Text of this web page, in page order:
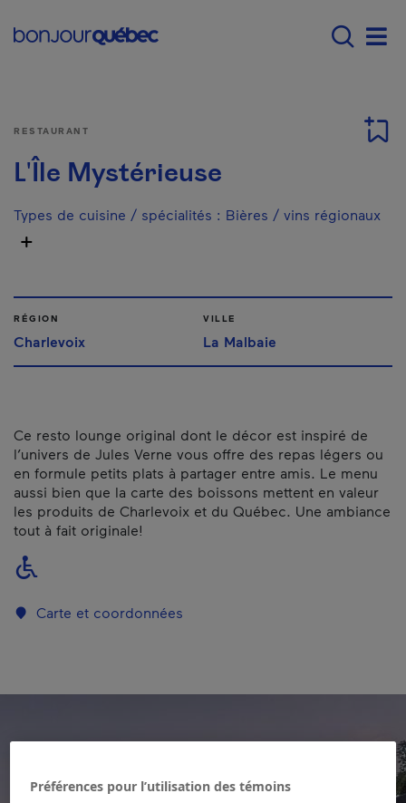
Main navigation -
RESTAURANT
L'Île Mystérieuse
Types de cuisine / spécialités : Bières / vins régionaux
RÉGION
Charlevoix
VILLE
La Malbaie
Ce resto lounge original dont le décor est inspiré de
l’univers de Jules Verne vous offre des repas légers ou
en formule petits plats à partager entre amis. Le menu
aussi bien que la carte des boissons mettent en valeur
les produits de Charlevoix et du Québec. Une ambiance
tout à fait originale!
Carte et coordonnées
Préférences pour l’utilisation des témoins